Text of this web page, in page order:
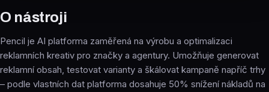
O nástroji
Pencil je AI platforma zaměřená na výrobu a optimalizaci
reklamních kreativ pro značky a agentury. Umožňuje generovat
reklamní obsah, testovat varianty a škálovat kampaně napříč trhy
– podle vlastních dat platforma dosahuje 50% snížení nákladů na